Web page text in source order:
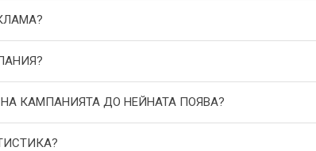
КАМПАНИЯТА ДО НЕЙНАТА ПОЯВА?